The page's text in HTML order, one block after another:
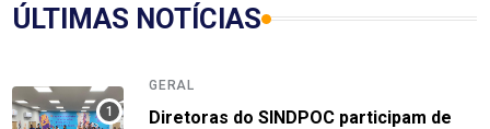
ÚLTIMAS NOTÍCIAS
GERAL
Diretoras do SINDPOC participam de